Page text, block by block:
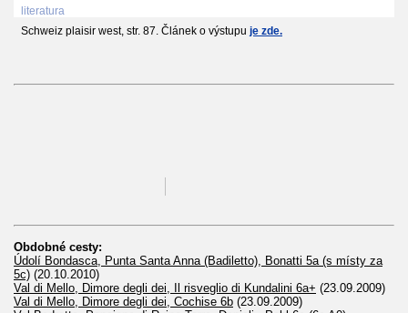
literatura
Schweiz plaisir west, str. 87. Článek o výstupu je zde.
Obdobné cesty:
Údolí Bondasca, Punta Santa Anna (Badiletto), Bonatti 5a (s místy za
5c) (20.10.2010)
Val di Mello, Dimore degli dei, Il risveglio di Kundalini 6a+ (23.09.2009)
Val di Mello, Dimore degli dei, Cochise 6b (23.09.2009)